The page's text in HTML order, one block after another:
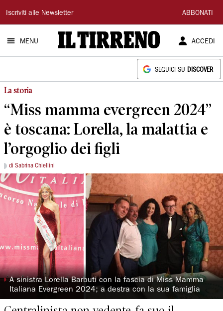
Il
Tirreno
Iscriviti alle Newsletter ABBONATI
MENU ACCEDI
SEGUICI SU DISCOVER
La storia
“Miss mamma evergreen 2024”
è toscana: Lorella, la malattia e
l’orgoglio dei figli
di Sabrina Chiellini
◗A sinistra Lorella Barbuti con la fascia di Miss Mamma
Italiana Evergreen 2024; a destra con la sua famiglia